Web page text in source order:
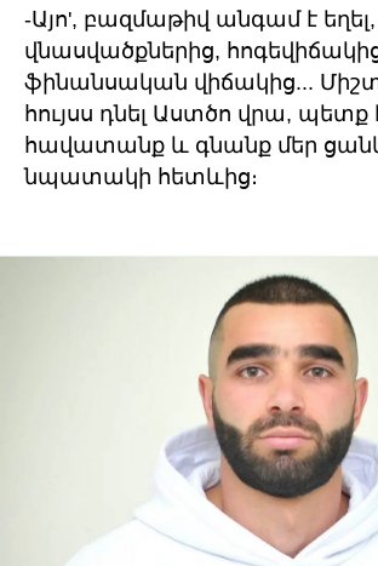
-Այո', բազմաթիվ անգամ է
վնասվածքներից,
ֆինանսական վիճակից... Միշտ
հույսս դնել Աստծո վրա, պետք
հավատանք և գնանք մեր
նպատակի հետևից։